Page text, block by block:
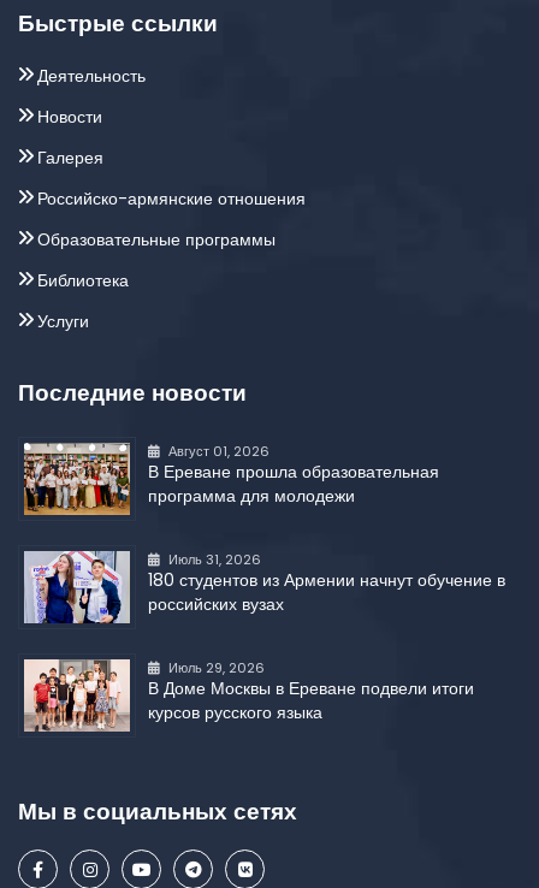
Быстрые ссылки
Деятельность
Новости
Галерея
Российско-армянские отношения
Образовательные программы
Библиотека
Услуги
Последние новости
Август 01, 2026
В Ереване прошла образовательная
программа для молодежи
Июль 31, 2026
180 студентов из Армении начнут обучение в
российских вузах
Июль 29, 2026
В Доме Москвы в Ереване подвели итоги
курсов русского языка
Мы в социальных сетях